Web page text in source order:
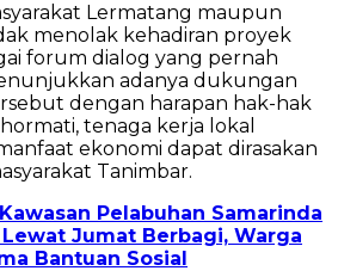
Lermatang maupun
menolak kehadiran proyek
forum dialog yang pernah
adanya dukungan
dengan harapan hak-hak
tenaga kerja lokal
ekonomi dapat dirasakan
Tanimbar.
Pelabuhan Samarinda
Jumat Berbagi, Warga
Bantuan Sosial